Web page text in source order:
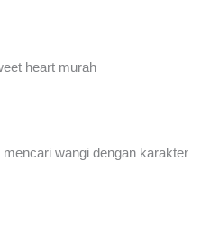
wangi dengan karakter